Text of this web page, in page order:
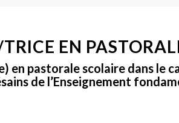
EN
en pastorale scolaire dans le
de l’Enseignement